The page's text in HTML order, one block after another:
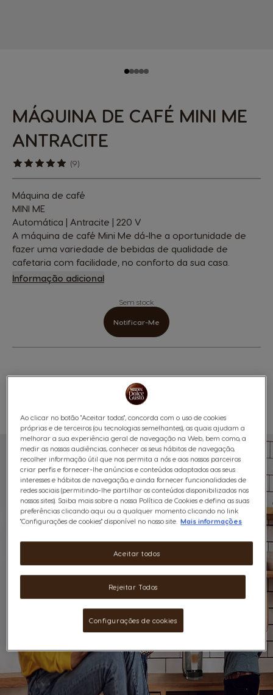
MÁQUINA DE CAFÉ MINI ME
ANTRACITE
(9)
Máquina de café
MINI ME
Automática | Antracite | 220 V
A máquina de café Mini Me dá-lhe a oportunidade de
fazer uma variedade de bebidas de qualidade de
cafetaria com facilidade, no conforto da sua casa.
Informação adicional
Sem stock
Notificar-Me
Compatibilidade
Favoritos
Lista De Desejos
Ao clicar no botão "Aceitar todos", concorda com o uso de cookies
próprias e de terceiros (ou tecnologias semelhantes), as quais ajudam a
melhorar a sua experiência geral de navegação na Web, bem como, a
medir as nossas audiências, conhecer os seus hábitos de navegação,
recolher informação útil que nos permita a nós e aos nossos parceiros
criar perfis e fornecer-lhe anúncios e conteúdos adaptados aos seus
interesses e hábitos de navegação, e ainda fornecer funcionalidades de
redes sociais (permitindo-lhe partilhar os conteúdos disponibilizados nos
nossos sites). Saiba mais sobre a nossa Política de Cookies e defina as suas
preferências clicando aqui ou a qualquer momento clicando no link
"Configurações de cookies" disponível no nosso site. Mais informações
Rejeitar Todos
Aceitar todos
Configurações de cookies